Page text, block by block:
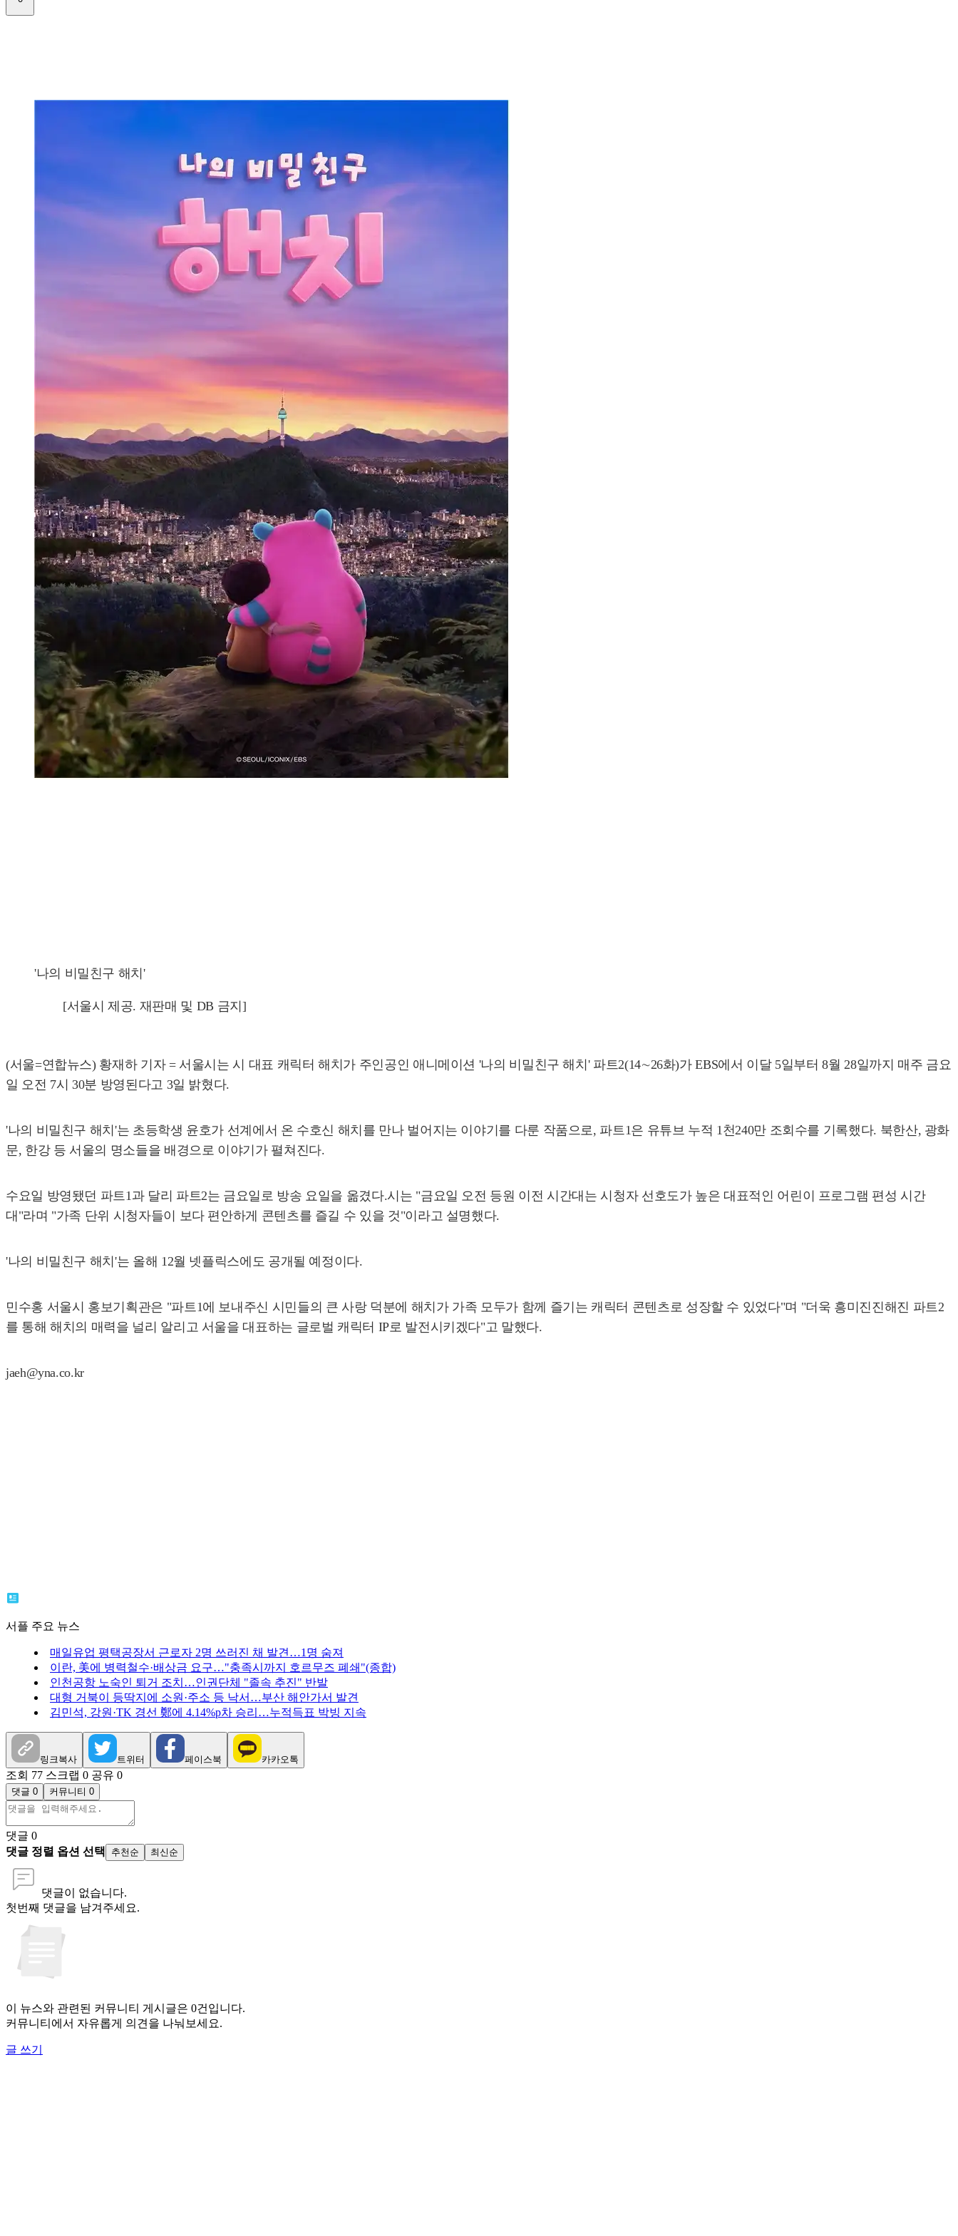
'나의 비밀친구 해치'
[서울시 제공. 재판매 및 DB 금지]
(서울=연합뉴스) 황재하 기자 = 서울시는 시 대표 캐릭터 해치가 주인공인 애니메이션 '나의 비밀친구 해치' 파트2(14∼26화)가 EBS에서 이달 5일부터 8월 28일까지 매주 금요
일 오전 7시 30분 방영된다고 3일 밝혔다.
'나의 비밀친구 해치'는 초등학생 윤호가 선계에서 온 수호신 해치를 만나 벌어지는 이야기를 다룬 작품으로, 파트1은 유튜브 누적 1천240만 조회수를 기록했다. 북한산, 광화
문, 한강 등 서울의 명소들을 배경으로 이야기가 펼쳐진다.
수요일 방영됐던 파트1과 달리 파트2는 금요일로 방송 요일을 옮겼다.시는 "금요일 오전 등원 이전 시간대는 시청자 선호도가 높은 대표적인 어린이 프로그램 편성 시간
대"라며 "가족 단위 시청자들이 보다 편안하게 콘텐츠를 즐길 수 있을 것"이라고 설명했다.
'나의 비밀친구 해치'는 올해 12월 넷플릭스에도 공개될 예정이다.
민수홍 서울시 홍보기획관은 "파트1에 보내주신 시민들의 큰 사랑 덕분에 해치가 가족 모두가 함께 즐기는 캐릭터 콘텐츠로 성장할 수 있었다"며 "더욱 흥미진진해진 파트2
를 통해 해치의 매력을 널리 알리고 서울을 대표하는 글로벌 캐릭터 IP로 발전시키겠다"고 말했다.
jaeh@yna.co.kr
서플 주요 뉴스
매일유업 평택공장서 근로자 2명 쓰러진 채 발견…1명 숨져
이란, 美에 병력철수·배상금 요구…"충족시까지 호르무즈 폐쇄"(종합)
인천공항 노숙인 퇴거 조치…인권단체 "졸속 추진" 반발
대형 거북이 등딱지에 소원·주소 등 낙서…부산 해안가서 발견
김민석, 강원·TK 경선 鄭에 4.14%p차 승리…누적득표 박빙 지속
링크복사 트위터 페이스북 카카오톡
조회 77 스크랩 0 공유 0
댓글 0 커뮤니티 0
댓글 0
댓글 정렬 옵션 선택
추천순 최신순
댓글이 없습니다.
첫번째 댓글을 남겨주세요.
이 뉴스와 관련된 커뮤니티 게시글은 0건입니다.
커뮤니티에서 자유롭게 의견을 나눠보세요.
글 쓰기